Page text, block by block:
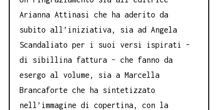
Arianna Attinasi che ha aderito da
subito all’iniziativa, sia ad Angela
Scandaliato per i suoi versi ispirati –
di sibillina fattura – che fanno da
esergo al volume, sia a Marcella
Brancaforte che ha sintetizzato
nell’immagine di copertina, con la